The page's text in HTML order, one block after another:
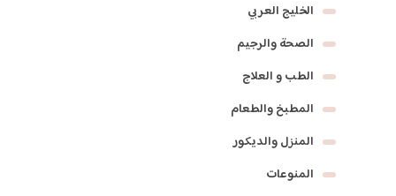
الخليج العربي
الصحة والرجيم
الطب و العلاج
المطبخ والطعام
المنزل والديكور
المنوعات